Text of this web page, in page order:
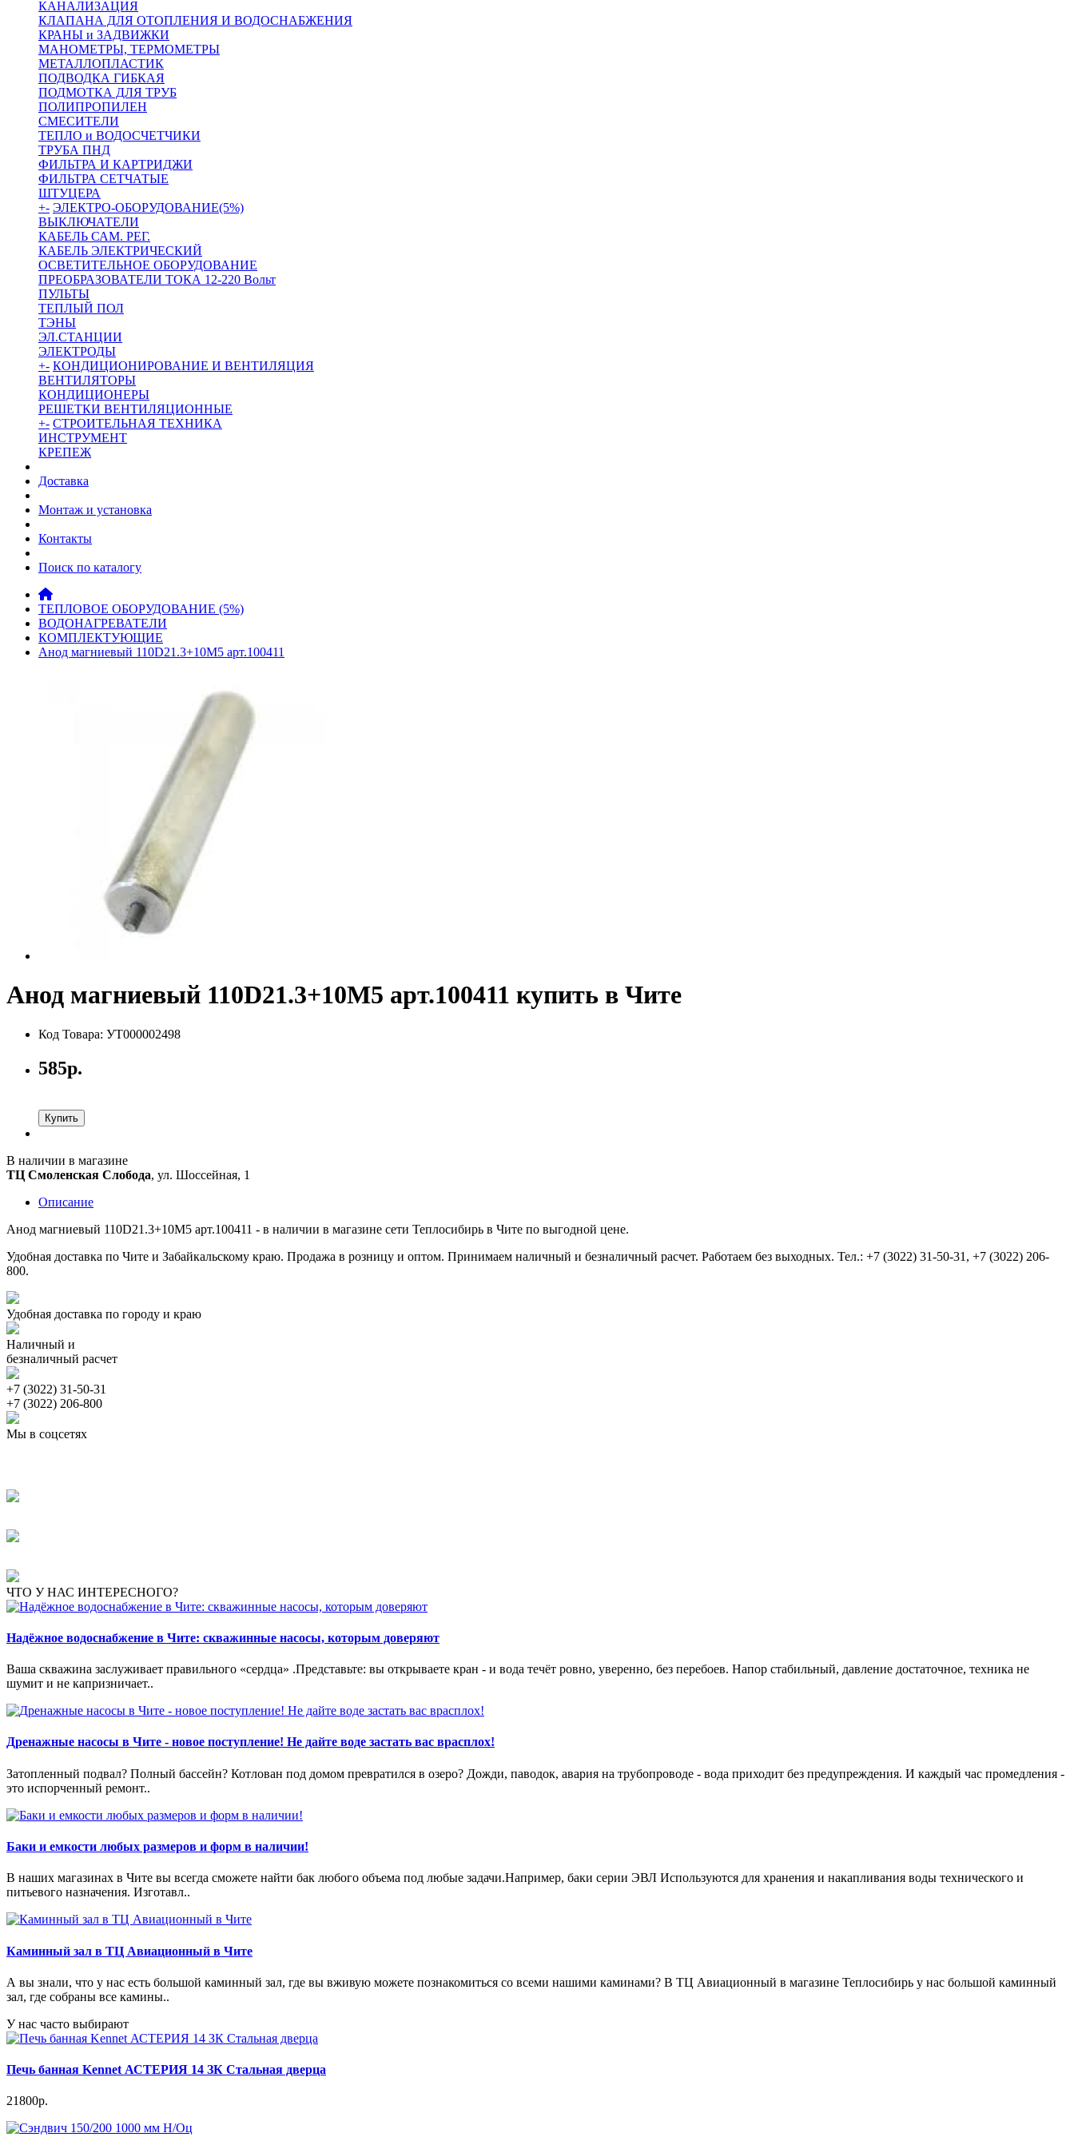
КАНАЛИЗАЦИЯ
КЛАПАНА ДЛЯ ОТОПЛЕНИЯ И ВОДОСНАБЖЕНИЯ
КРАНЫ и ЗАДВИЖКИ
МАНОМЕТРЫ, ТЕРМОМЕТРЫ
МЕТАЛЛОПЛАСТИК
ПОДВОДКА ГИБКАЯ
ПОДМОТКА ДЛЯ ТРУБ
ПОЛИПРОПИЛЕН
СМЕСИТЕЛИ
ТЕПЛО и ВОДОСЧЕТЧИКИ
ТРУБА ПНД
ФИЛЬТРА И КАРТРИДЖИ
ФИЛЬТРА СЕТЧАТЫЕ
ШТУЦЕРА
+- ЭЛЕКТРО-ОБОРУДОВАНИЕ(5%)
ВЫКЛЮЧАТЕЛИ
КАБЕЛЬ САМ. РЕГ.
КАБЕЛЬ ЭЛЕКТРИЧЕСКИЙ
ОСВЕТИТЕЛЬНОЕ ОБОРУДОВАНИЕ
ПРЕОБРАЗОВАТЕЛИ ТОКА 12-220 Вольт
ПУЛЬТЫ
ТЕПЛЫЙ ПОЛ
ТЭНЫ
ЭЛ.СТАНЦИИ
ЭЛЕКТРОДЫ
+- КОНДИЦИОНИРОВАНИЕ И ВЕНТИЛЯЦИЯ
ВЕНТИЛЯТОРЫ
КОНДИЦИОНЕРЫ
РЕШЕТКИ ВЕНТИЛЯЦИОННЫЕ
+- СТРОИТЕЛЬНАЯ ТЕХНИКА
ИНСТРУМЕНТ
КРЕПЕЖ
Доставка
Монтаж и установка
Контакты
Поиск по каталогу
ТЕПЛОВОЕ ОБОРУДОВАНИЕ (5%)
ВОДОНАГРЕВАТЕЛИ
КОМПЛЕКТУЮЩИЕ
Анод магниевый 110D21.3+10M5 арт.100411
Анод магниевый 110D21.3+10M5 арт.100411 купить в Чите
Код Товара: УТ000002498
585р.
Купить
В наличии в магазине
ТЦ Смоленская Слобода, ул. Шоссейная, 1
Описание
Анод магниевый 110D21.3+10M5 арт.100411 - в наличии в магазине сети Теплосибирь в Чите по выгодной цене.
Удобная доставка по Чите и Забайкальскому краю. Продажа в розницу и оптом. Принимаем наличный и безналичный расчет. Работаем без выходных. Тел.: +7 (3022) 31-50-31, +7 (3022) 206-
800.
Удобная доставка по городу и краю
Наличный и
безналичный расчет
+7 (3022) 31-50-31
+7 (3022) 206-800
Мы в соцсетях
ЧТО У НАС ИНТЕРЕСНОГО?
Надёжное водоснабжение в Чите: скважинные насосы, которым доверяют
Ваша скважина заслуживает правильного «сердца» .Представьте: вы открываете кран - и вода течёт ровно, уверенно, без перебоев. Напор стабильный, давление достаточное, техника не
шумит и не капризничает..
Дренажные насосы в Чите - новое поступление! Не дайте воде застать вас врасплох!
Затопленный подвал? Полный бассейн? Котлован под домом превратился в озеро? Дожди, паводок, авария на трубопроводе - вода приходит без предупреждения. И каждый час промедления -
это испорченный ремонт..
Баки и емкости любых размеров и форм в наличии!
В наших магазинах в Чите вы всегда сможете найти бак любого объема под любые задачи.Например, баки серии ЭВЛ Используются для хранения и накапливания воды технического и
питьевого назначения. Изготавл..
Каминный зал в ТЦ Авиационный в Чите
А вы знали, что у нас есть большой каминный зал, где вы вживую можете познакомиться со всеми нашими каминами? В ТЦ Авиационный в магазине Теплосибирь у нас большой каминный
зал, где собраны все камины..
У нас часто выбирают
Печь банная Kennet АСТЕРИЯ 14 ЗК Стальная дверца
21800р.